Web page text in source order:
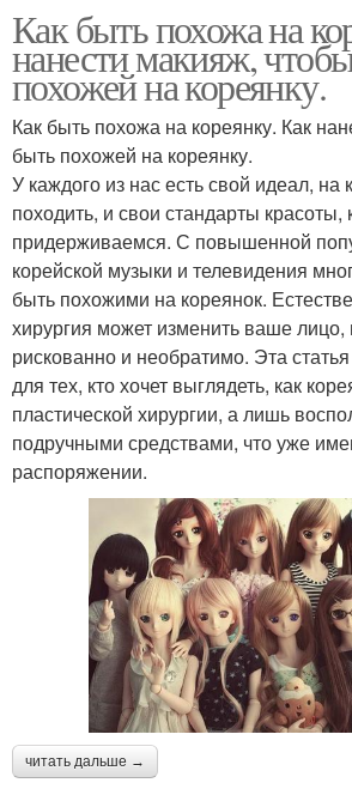
Как быть похожа на
нанести макияж,
похожей на кореянку.
Как быть похожа на кореянку. Как
быть похожей на кореянку.
У каждого из нас есть свой идеал,
походить, и свои стандарты
придерживаемся. С повышенной
корейской музыки и телевидения
быть похожими на кореянок.
хирургия может изменить ваше лицо,
рискованно и необратимо. Эта
для тех, кто хочет выглядеть, как
пластической хирургии, а лишь
подручными средствами, что уже
распоряжении.
читать дальше →